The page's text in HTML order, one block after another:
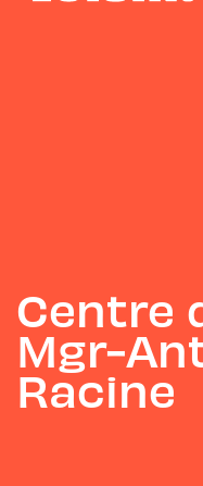
Centre
Mgr-
Racine